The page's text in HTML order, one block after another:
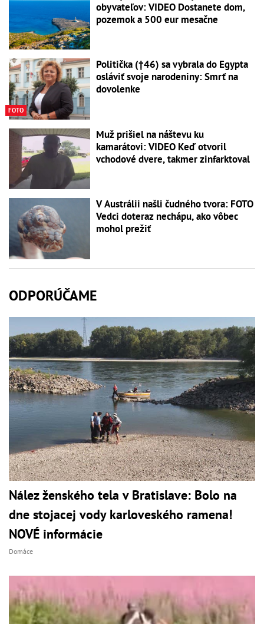
obyvateľov: VIDEO Dostanete dom,
pozemok a 500 eur mesačne
FOTO
Politička (†46) sa vybrala do Egypta
osláviť svoje narodeniny: Smrť na
dovolenke
Muž prišiel na náštevu ku
kamarátovi: VIDEO Keď otvoril
vchodové dvere, takmer zinfarktoval
V Austrálii našli čudného tvora: FOTO
Vedci doteraz nechápu, ako vôbec
mohol prežiť
ODPORÚČAME
Nález ženského tela v Bratislave: Bolo na
dne stojacej vody karloveského ramena!
NOVÉ informácie
Domáce